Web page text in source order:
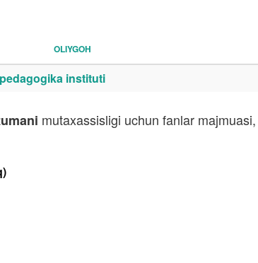
OLIYGOH
instituti
mutaxassisligi uchun fanlar